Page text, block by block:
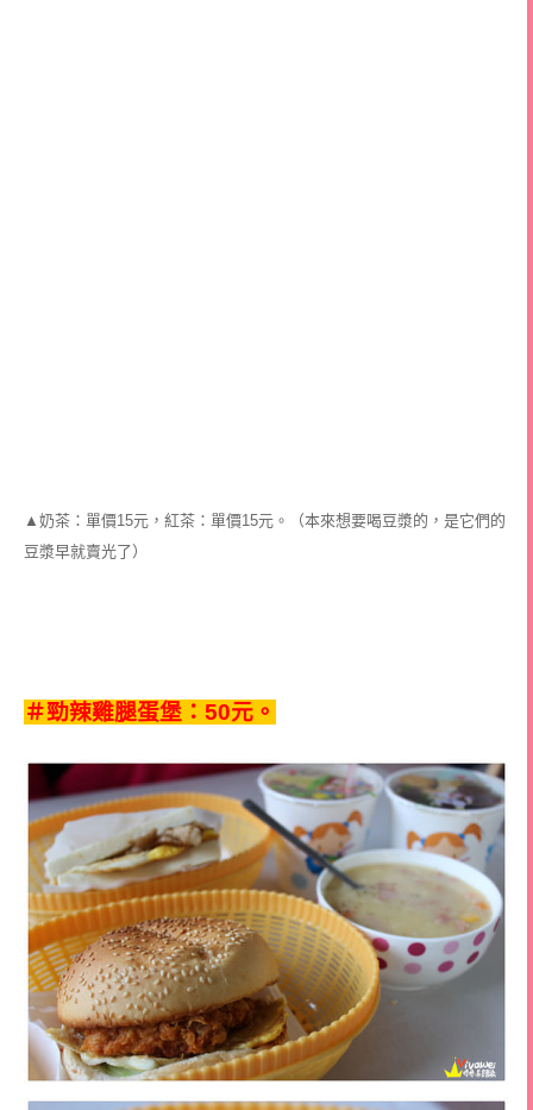
▲奶茶：單價15元，紅茶：單價15元。（本來想要喝豆漿的，是它們的
豆漿早就賣光了）
＃勁辣雞腿蛋堡：50元。